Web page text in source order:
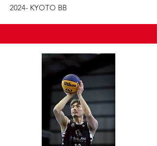
2024- KYOTO BB